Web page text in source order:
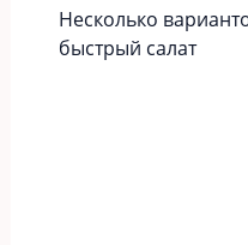
Несколько
быстрый салат